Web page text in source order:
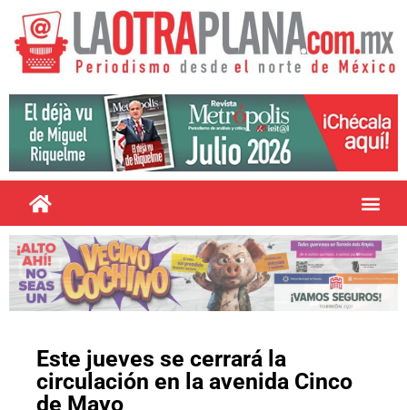
Este jueves se cerrará la
circulación en la avenida Cinco
de Mayo